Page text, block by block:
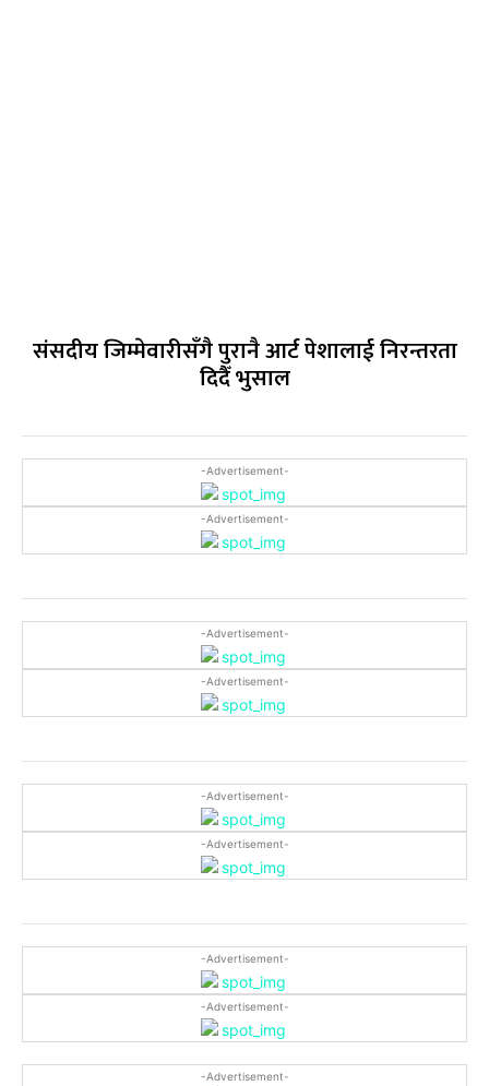
संसदीय जिम्मेवारीसँगै पुरानै आर्ट पेशालाई निरन्तरता
दिदैँ भुसाल
-Advertisement-
-Advertisement-
-Advertisement-
-Advertisement-
-Advertisement-
-Advertisement-
-Advertisement-
-Advertisement-
-Advertisement-